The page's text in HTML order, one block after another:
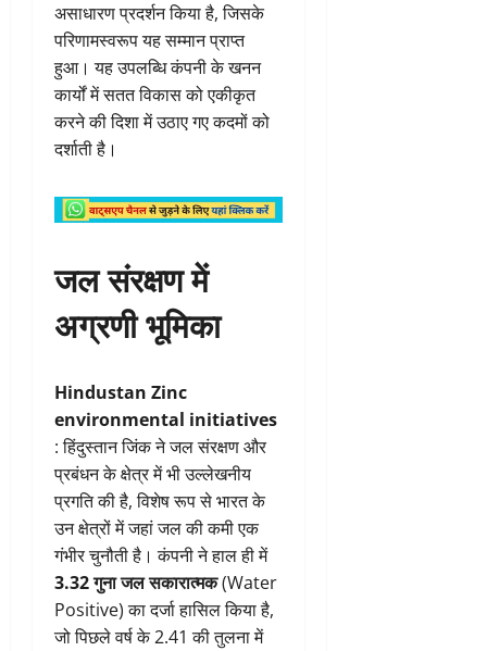
असाधारण प्रदर्शन किया है, जिसके
परिणामस्वरूप यह सम्मान प्राप्त
हुआ। यह उपलब्धि कंपनी के खनन
कार्यों में सतत विकास को एकीकृत
करने की दिशा में उठाए गए कदमों को
दर्शाती है।
जल संरक्षण में
अग्रणी भूमिका
Hindustan Zinc
environmental initiatives
: हिंदुस्तान जिंक ने जल संरक्षण और
प्रबंधन के क्षेत्र में भी उल्लेखनीय
प्रगति की है, विशेष रूप से भारत के
उन क्षेत्रों में जहां जल की कमी एक
गंभीर चुनौती है। कंपनी ने हाल ही में
3.32 गुना जल सकारात्मक(Water
Positive) का दर्जा हासिल किया है,
जो पिछले वर्ष के 2.41 की तुलना में